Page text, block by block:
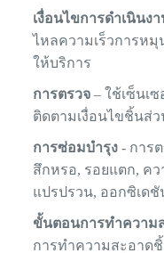
เงื่อนไขการดำเนินง
ไหลความเร็วการห
ให้บริการ
การตรวจ– ใช้เซ็นเ
ติดตามเงื่อนไขชิ้นส่
การซ่อมบำรุง- การต
สึกหรอ, รอยแตก, ค
แปรปรวน, ออกซิเด
ขั้นตอนการทำความ
การทำความสะอาด